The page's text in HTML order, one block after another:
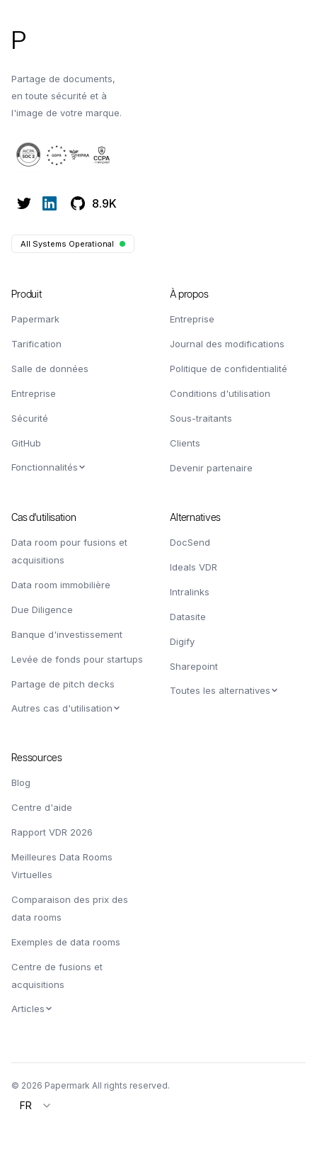
P
Partage de documents,
en toute sécurité et à
l'image de votre marque.
8.9K
All Systems Operational
Produit
Papermark
Tarification
Salle de données
Entreprise
Sécurité
GitHub
Fonctionnalités
À propos
Entreprise
Journal des modifications
Politique de confidentialité
Conditions d'utilisation
Sous-traitants
Clients
Devenir partenaire
Cas d'utilisation
Data room pour fusions et
acquisitions
Data room immobilière
Due Diligence
Banque d'investissement
Levée de fonds pour startups
Partage de pitch decks
Autres cas d'utilisation
Alternatives
DocSend
Ideals VDR
Intralinks
Datasite
Digify
Sharepoint
Toutes les alternatives
Ressources
Blog
Centre d'aide
Rapport VDR 2026
Meilleures Data Rooms
Virtuelles
Comparaison des prix des
data rooms
Exemples de data rooms
Centre de fusions et
acquisitions
Articles
© 2026 Papermark All rights reserved.
FR